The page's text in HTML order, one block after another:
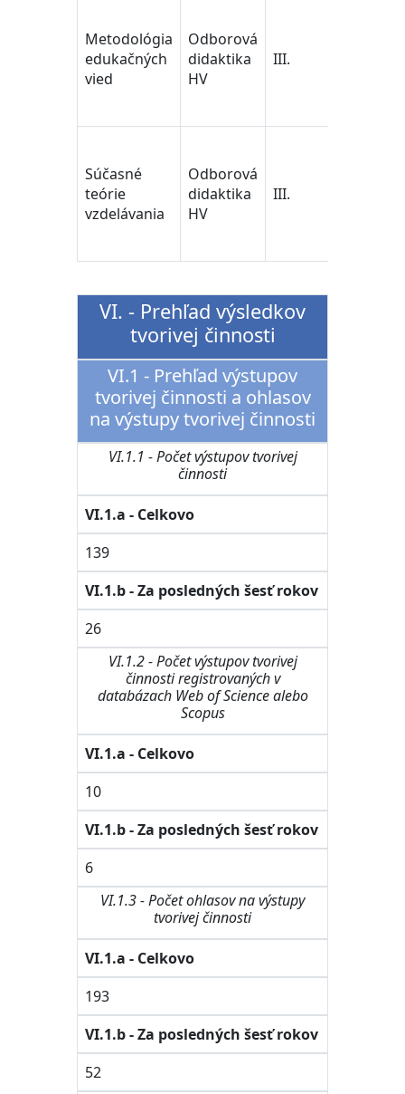
Metodológia
edukačných
vied
Odborová
didaktika
HV
III.
Súčasné
teórie
vzdelávania
Odborová
didaktika
HV
III.
VI. - Prehľad výsledkov
tvorivej činnosti
VI.1 - Prehľad výstupov
tvorivej činnosti a ohlasov
na výstupy tvorivej činnosti
VI.1.1 - Počet výstupov tvorivej
činnosti
VI.1.a - Celkovo
139
VI.1.b - Za posledných šesť rokov
26
VI.1.2 - Počet výstupov tvorivej
činnosti registrovaných v
databázach Web of Science alebo
Scopus
VI.1.a - Celkovo
10
VI.1.b - Za posledných šesť rokov
6
VI.1.3 - Počet ohlasov na výstupy
tvorivej činnosti
VI.1.a - Celkovo
193
VI.1.b - Za posledných šesť rokov
52